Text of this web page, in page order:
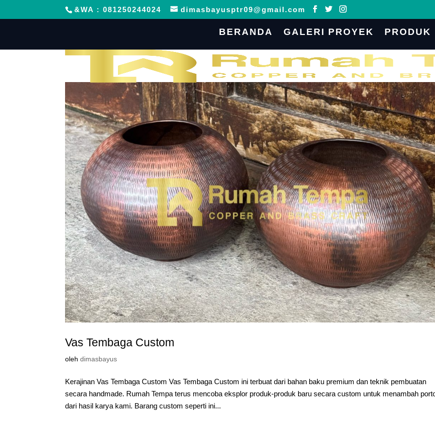
&WA : 081250244024 dimasbayusptr09@gmail.com
BERANDA GALERI PROYEK PRODUK
Vas Tembaga Custom
olehdimasbayus
Kerajinan Vas Tembaga Custom Vas Tembaga Custom ini terbuat dari bahan baku premium dan teknik pembuatan
secara handmade. Rumah Tempa terus mencoba eksplor produk-produk baru secara custom untuk menambah
dari hasil karya kami. Barang custom seperti ini...